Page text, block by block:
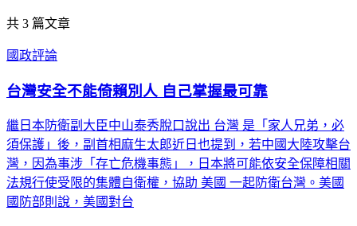
共 3 篇文章
國政評論
台灣安全不能倚賴別人 自己掌握最可靠
繼日本防衛副大臣中山泰秀脫口說出 台灣 是「家人兄弟，必
須保護」後，副首相麻生太郎近日也提到，若中國大陸攻擊台
灣，因為事涉「存亡危機事態」，日本將可能依安全保障相關
法規行使受限的集體自衛權，協助 美國 一起防衛台灣。美國
國防部則說，美國對台